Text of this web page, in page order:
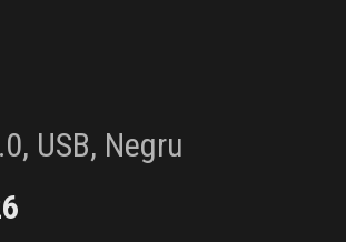
USB, Negru